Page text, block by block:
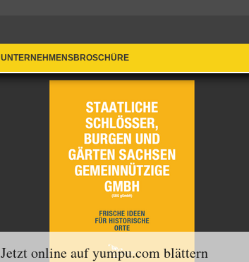
UNTERNEHMENSBROSCHÜRE
Jetzt online auf yumpu.com blättern